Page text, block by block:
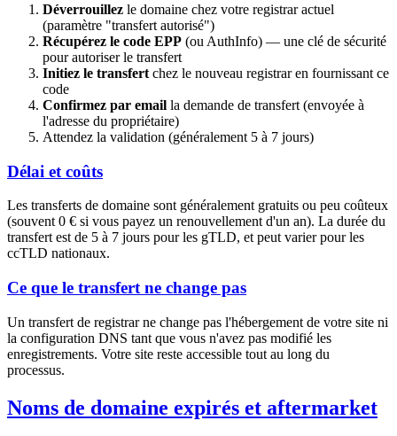
Déverrouillez le domaine chez votre registrar actuel
(paramètre "transfert autorisé")
Récupérez le code EPP (ou AuthInfo) — une clé de sécurité
pour autoriser le transfert
Initiez le transfert chez le nouveau registrar en fournissant ce
code
Confirmez par email la demande de transfert (envoyée à
l'adresse du propriétaire)
Attendez la validation (généralement 5 à 7 jours)
Délai et coûts
Les transferts de domaine sont généralement gratuits ou peu coûteux
(souvent 0 € si vous payez un renouvellement d'un an). La durée du
transfert est de 5 à 7 jours pour les gTLD, et peut varier pour les
ccTLD nationaux.
Ce que le transfert ne change pas
Un transfert de registrar ne change pas l'hébergement de votre site ni
la configuration DNS tant que vous n'avez pas modifié les
enregistrements. Votre site reste accessible tout au long du
processus.
Noms de domaine expirés et aftermarket